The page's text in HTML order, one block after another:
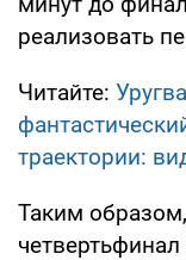
реализовать
Читайте:
траектории:
Таким